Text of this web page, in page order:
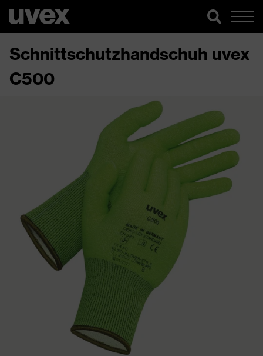
Schnittschutzhandschuh uvex
C500